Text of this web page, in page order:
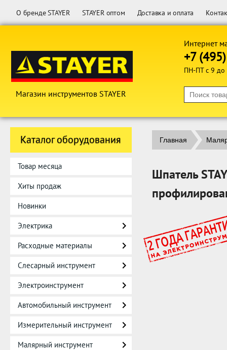
О бренде STAYER STAYER оптом Доставка и оплата
Магазин инструментов STAYER
Интернет
+7
ПН-ПТ с 9 до
Каталог оборудования
Товар месяца
Хиты продаж
Новинки
Электрика
Расходные материалы
Слесарный инструмент
Электроинструмент
Автомобильный инструмент
Измерительный инструмент
Малярный инструмент
Главная
Шпатель